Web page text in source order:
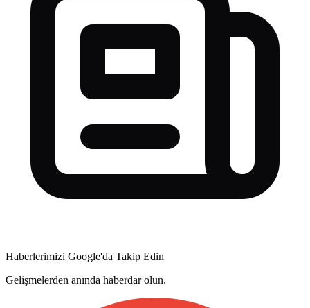
Haberlerimizi Google'da Takip Edin
Gelişmelerden anında haberdar olun.